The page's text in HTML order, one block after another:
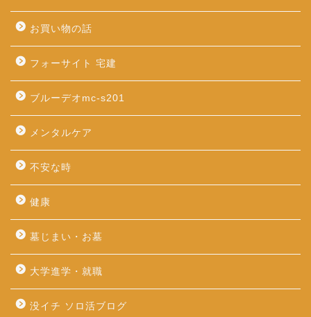
お買い物の話
フォーサイト 宅建
ブルーデオmc-s201
メンタルケア
不安な時
健康
墓じまい・お墓
大学進学・就職
没イチ ソロ活ブログ